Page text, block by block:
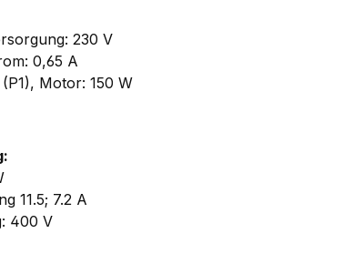
230 V
0,65 A
Motor: 150 W
11.5; 7.2 A
400 V